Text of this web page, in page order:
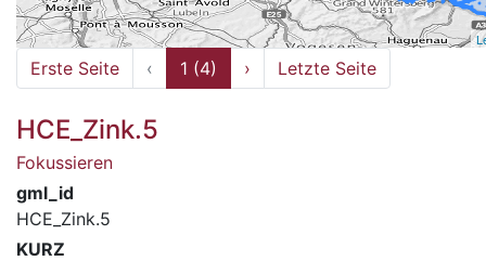
Erste Seite ‹ 1 (4) › Letzte Seite
HCE_Zink.5
Fokussieren
gml_id
HCE_Zink.5
KURZ